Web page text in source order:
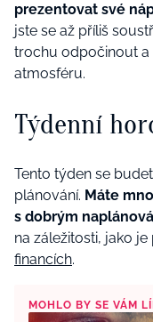
prezentovat své
jste se až příliš
trochu odpočinout
atmosféru.
Týdenní
Tento týden se
plánování. Máte
s dobrým
na záležitosti, jako
financích.
MOHLO BY SE VÁM